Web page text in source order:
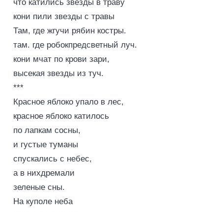
что катились звезды в траву
кони пили звезды с травы
Там, где жгучи рябин костры.
там. где робокпредсветный луч.
кони мчат по крови зари,
высекая звезды из туч.
***
Красное яблоко упало в лес,
красное яблоко катилось
по лапкам сосны,
и густые туманы
спускались с небес,
а в нихдремали
зеленые сны.
На куполе неба